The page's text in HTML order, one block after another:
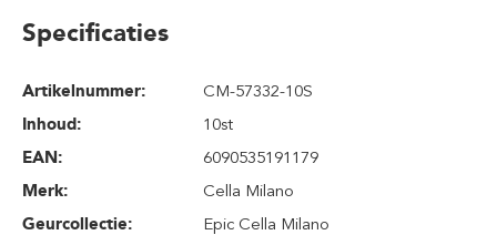
Specificaties
Artikelnummer:
CM-57332-10S
Inhoud:
10st
EAN:
6090535191179
Merk:
Cella Milano
Geurcollectie:
Epic Cella Milano